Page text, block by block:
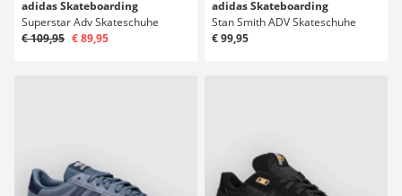
adidas Skateboarding
Superstar Adv Skateschuhe
€ 109,95 € 89,95
adidas Skateboarding
Stan Smith ADV Skateschuhe
€ 99,95